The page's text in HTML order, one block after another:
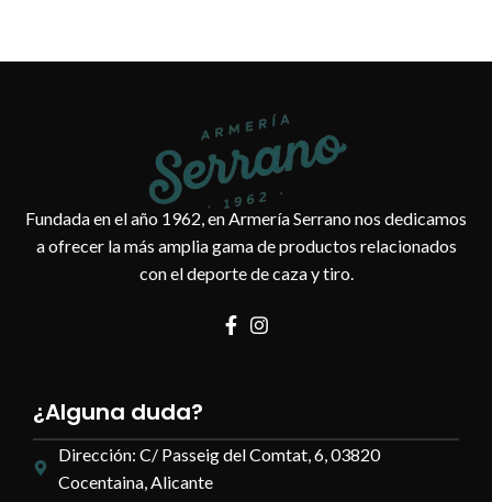
Fundada en el año 1962, en Armería Serrano nos dedicamos
a ofrecer la más amplia gama de productos relacionados
con el deporte de caza y tiro.
¿Alguna duda?
Dirección: C/ Passeig del Comtat, 6, 03820
Cocentaina, Alicante